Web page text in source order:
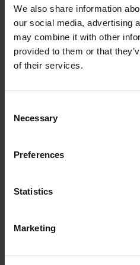
We also share information
our social media, advertising
may combine it with other
provided to them or that
of their services.
Selection
Necessary
Preferences
Statistics
Marketing
Encoder
affidabili in
Encoder serie
con scansione
Gli encoder della
soprattutto in ambienti
l’introduzione delle